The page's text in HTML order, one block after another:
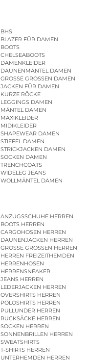
BHS
BLAZER FÜR DAMEN
BOOTS
CHELSEABOOTS
DAMENKLEIDER
DAUNENMÄNTEL DAMEN
GROSSE GRÖSSEN DAMEN
JACKEN FÜR DAMEN
KURZE RÖCKE
LEGGINGS DAMEN
MÄNTEL DAMEN
MAXIKLEIDER
MIDIKLEIDER
SHAPEWEAR DAMEN
STIEFEL DAMEN
STRICKJACKEN DAMEN
SOCKEN DAMEN
TRENCHCOATS
WIDELEG JEANS
WOLLMÄNTEL DAMEN
ANZUGSSCHUHE HERREN
BOOTS HERREN
CARGOHOSEN HERREN
DAUNENJACKEN HERREN
GROSSE GRÖSSEN HERREN
HERREN FREIZEITHEMDEN
HERRENHOSEN
HERRENSNEAKER
JEANS HERREN
LEDERJACKEN HERREN
OVERSHIRTS HERREN
POLOSHIRTS HERREN
PULLUNDER HERREN
RUCKSÄCKE HERREN
SOCKEN HERREN
SONNENBRILLEN HERREN
SWEATSHIRTS
T-SHIRTS HERREN
UNTERHEMDEN HERREN